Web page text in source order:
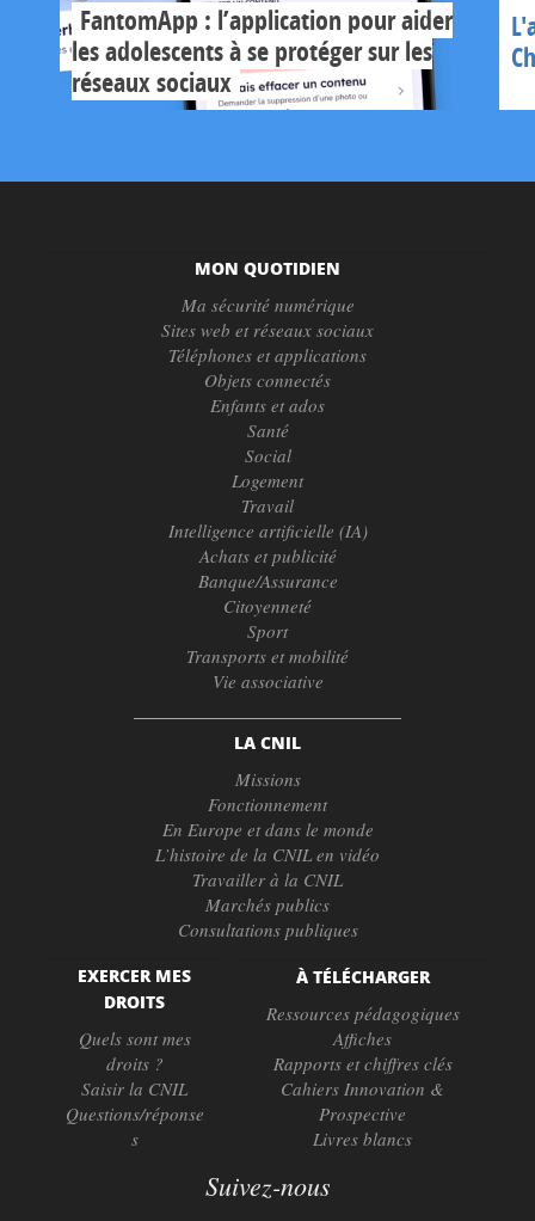
FantomApp : l’application pour aider
les adolescents à se protéger sur les
réseaux sociaux
MON QUOTIDIEN
Ma sécurité numérique
Sites web et réseaux sociaux
Téléphones et applications
Objets connectés
Enfants et ados
Santé
Social
Logement
Travail
Intelligence artificielle (IA)
Achats et publicité
Banque/Assurance
Citoyenneté
Sport
Transports et mobilité
Vie associative
LA CNIL
Missions
Fonctionnement
En Europe et dans le monde
L’histoire de la CNIL en vidéo
Travailler à la CNIL
Marchés publics
Consultations publiques
EXERCER MES
DROITS
Quels sont mes
droits ?
Saisir la CNIL
Questions/réponse
s
À TÉLÉCHARGER
Ressources pédagogiques
Affiches
Rapports et chiffres clés
Cahiers Innovation &
Prospective
Livres blancs
Suivez-nous